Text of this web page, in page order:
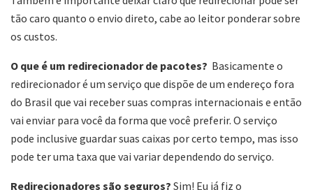
tão caro quanto o envio direto, cabe ao leitor ponderar sobre
os custos.
O que é um redirecionador de pacotes? Basicamente o
redirecionador é um serviço que dispõe de um endereço fora
do Brasil que vai receber suas compras internacionais e então
vai enviar para você da forma que você preferir. O serviço
pode inclusive guardar suas caixas por certo tempo, mas isso
pode ter uma taxa que vai variar dependendo do serviço.
Redirecionadores são seguros? Sim! Eu já fiz o